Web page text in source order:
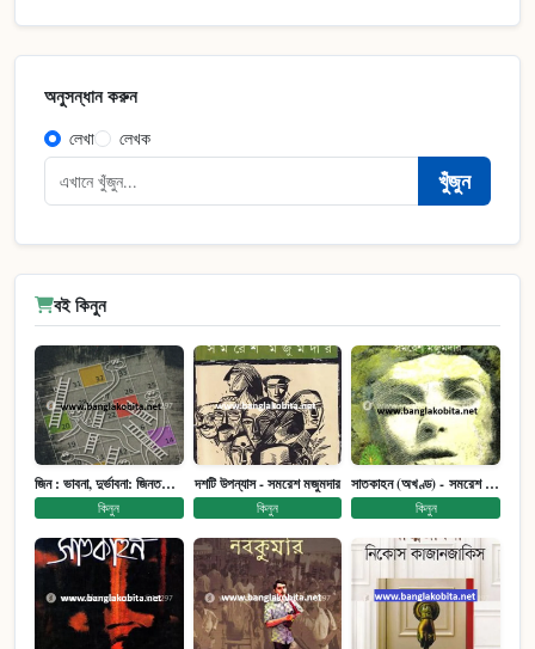
অনুসন্ধান করুন
লেখা লেখক
খুঁজুন
বই কিনুন
জিন : ভাবনা, দুর্ভাবনা: জিনতত্ত্ব সমাজ ইতিহাস (পেপারব্যাক)
কিনুন
দশটি উপন্যাস - সমরেশ মজুমদার
কিনুন
সাতকাহন (অখণ্ড) - সমরেশ মজুমদার
কিনুন